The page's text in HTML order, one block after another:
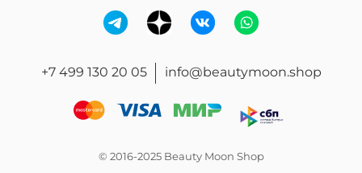
+7 499 130 20 05 info@beautymoon.shop
© 2016-2025 Beauty Moon Shop